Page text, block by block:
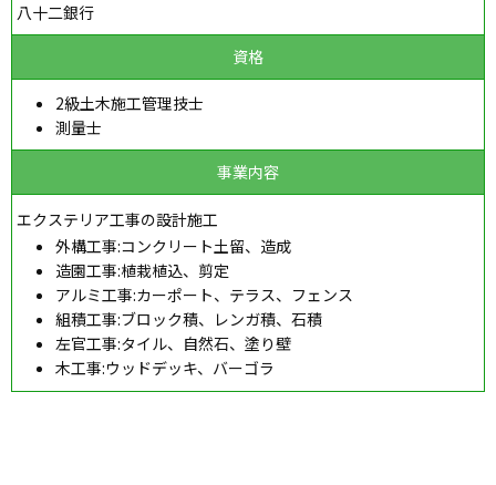
八十二銀行
資格
2級土木施工管理技士
測量士
事業内容
エクステリア工事の設計施工
外構工事:コンクリート土留、造成
造園工事:植栽植込、剪定
アルミ工事:カーポート、テラス、フェンス
組積工事:ブロック積、レンガ積、石積
左官工事:タイル、自然石、塗り壁
木工事:ウッドデッキ、バーゴラ